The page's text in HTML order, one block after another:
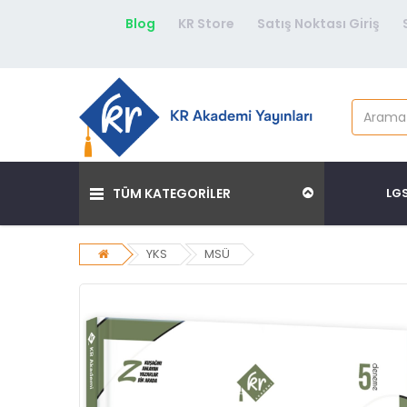
Blog KR Store Satış Noktası Giriş
TÜM KATEGORİLER
YKS MSÜ